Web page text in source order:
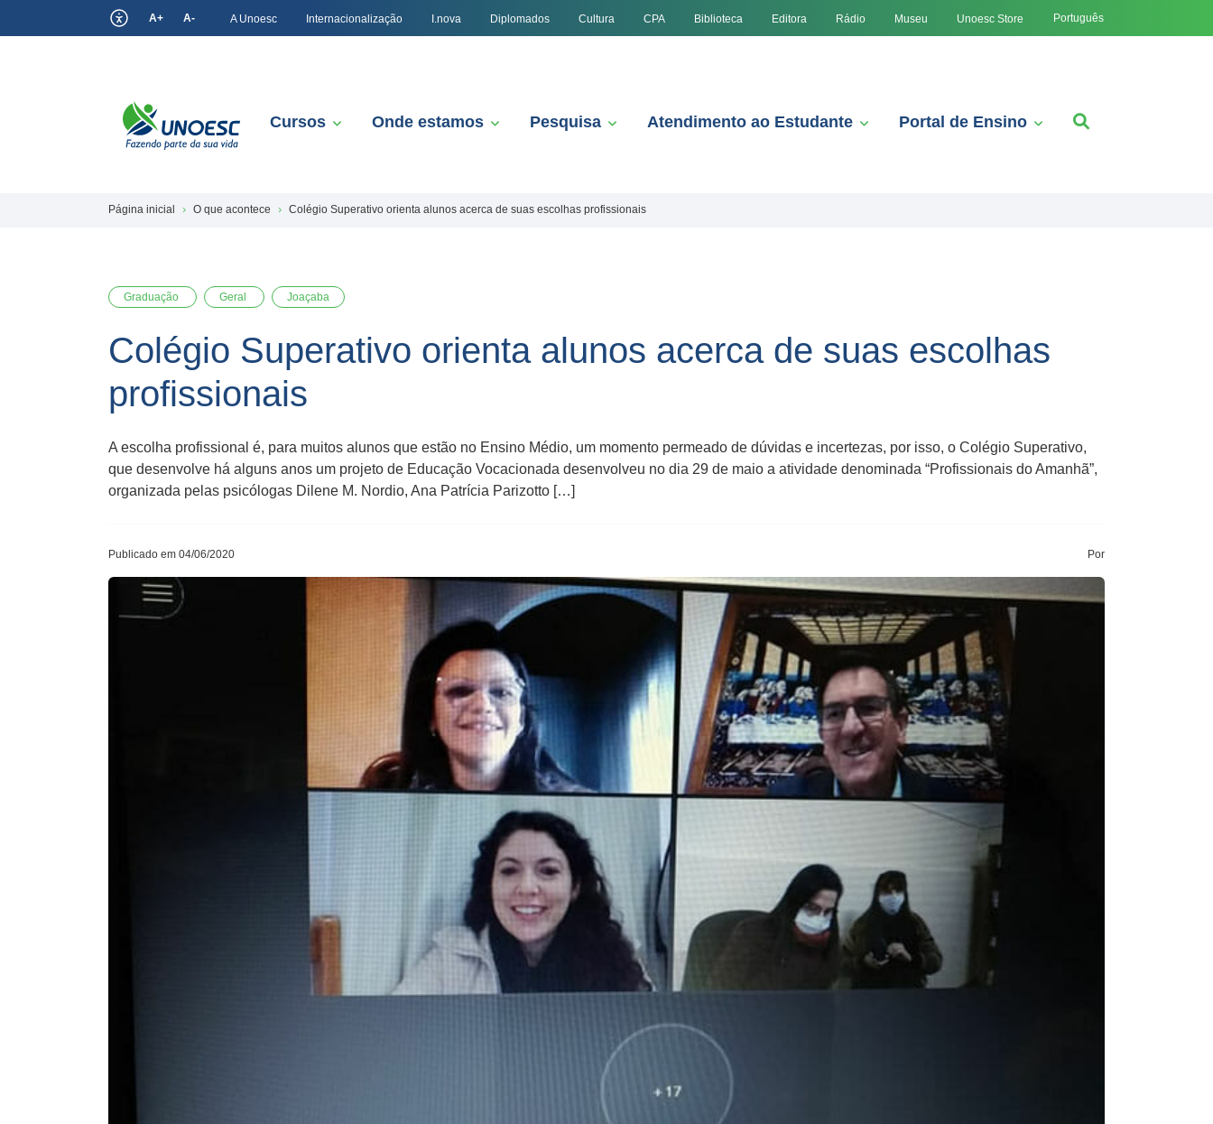
A+ A- A Unoesc Internacionalização I.nova Diplomados Cultura CPA Biblioteca Editora Rádio Museu Unoesc Store Português
Cursos Onde estamos Pesquisa Atendimento ao Estudante Portal de Ensino
Página inicial O que acontece Colégio Superativo orienta alunos acerca de suas escolhas profissionais
Graduação Geral Joaçaba
Colégio Superativo orienta alunos acerca de suas escolhas
profissionais
A escolha profissional é, para muitos alunos que estão no Ensino Médio, um momento permeado de dúvidas e incertezas, por isso, o Colégio Superativo,
que desenvolve há alguns anos um projeto de Educação Vocacionada desenvolveu no dia 29 de maio a atividade denominada “Profissionais do Amanhã”,
organizada pelas psicólogas Dilene M. Nordio, Ana Patrícia Parizotto […]
Publicado em 04/06/2020 Por